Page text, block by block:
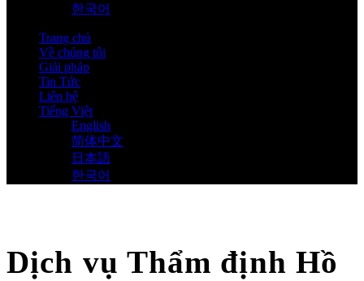
한국어
Trang chủ
Về chúng tôi
Giải pháp
Tin Tức
Liên hệ
Tiếng Việt
English
简体中文
日本語
한국어
Dịch vụ Thẩm định Hồ